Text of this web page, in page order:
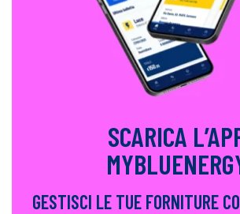
SCARICA
GESTISCI LE TUE FORNITURE